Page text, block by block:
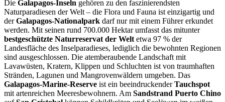
Die Galapagos-Inseln gehören zu den faszinierendsten
Naturparadiesen der Welt – die Flora und Fauna ist einzigartig und
derGalapagos-Nationalpark darf nur mit einem Führer erkundet
werden. Mit seinen rund 700.000 Hektar umfasst das mitunter
bestgeschützte Naturreservat der Welt etwa 97 % der
Landesfläche des Inselparadieses, lediglich die bewohnten Regionen
sind ausgeschlossen. Die atemberaubende Landschaft mit
Lavawüsten, Kratern, Klippen und Schluchten ist von traumhaften
Stränden, Lagunen und Mangrovenwäldern umgeben. Das
Galapagos-Marine-Reserve ist ein beeindruckenderTauchspot
mit artenreichen Meeresbewohnern. Am Sandstrand Puerto Chino